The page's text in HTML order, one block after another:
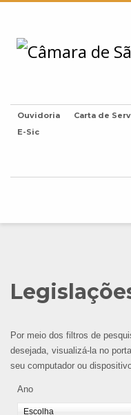
Ouvidoria Carta de
E-Sic
Por meio dos filtros de
desejada, visualizá-la no
seu computador ou
Ano